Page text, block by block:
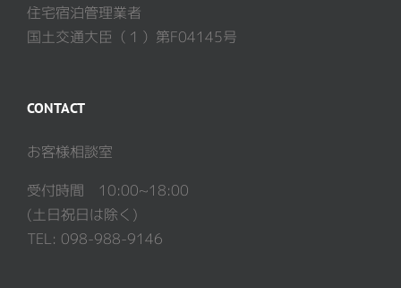
住宅宿泊管理業者
国土交通大臣（１）第F04145号
CONTACT
お客様相談室
受付時間 10:00~18:00
(土日祝日は除く)
TEL: 098-988-9146